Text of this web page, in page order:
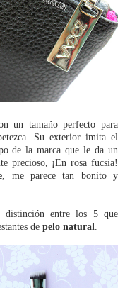
un tamaño perfecto para
Su exterior imita el
de la marca que le da un
precioso, ¡En rosa fucsia!
, me parece tan bonito y
distinción entre los 5 que
de pelo natural.